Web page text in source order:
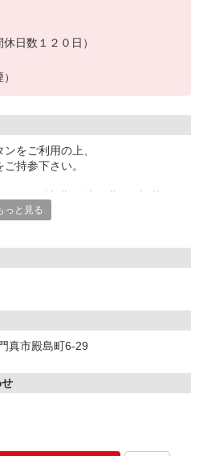
日数１２０日）
をご利用の上、
持参下さい。
となります）
っと見る
真市殿島町6-29